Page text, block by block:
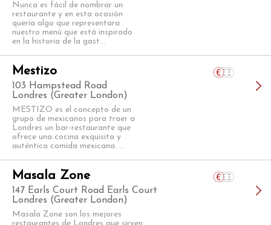
Nunca es fácil de nombrar un
restaurante y en esta ocasión
quería algo que representara
nuestro menú que está inspirado
en la historia de la gast...
Mestizo
103 Hampstead Road
Londres (Greater London)
MESTIZO es el concepto de un
grupo de mexicanos para traer a
Londres un bar-restaurante que
ofrece una cocina exquisita y
auténtica comida mexicana. ...
Masala Zone
147 Earls Court Road Earls Court
Londres (Greater London)
Masala Zone son los mejores